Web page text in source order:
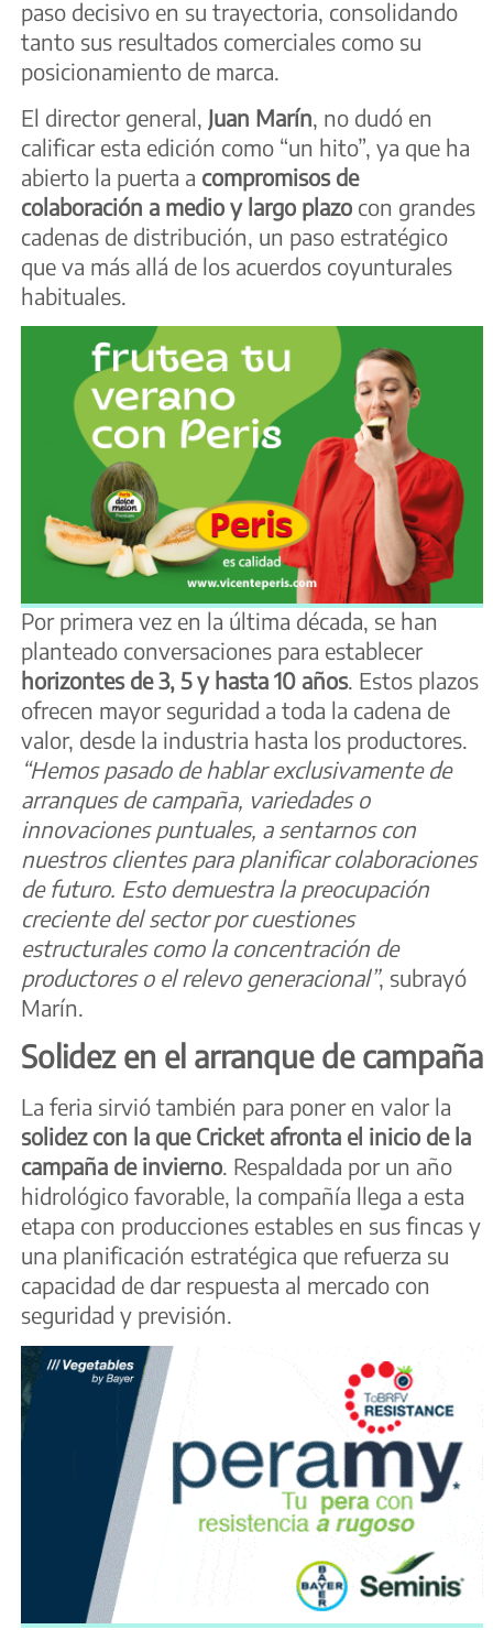
paso decisivo en su trayectoria, consolidando
tanto sus resultados comerciales como su
posicionamiento de marca.
El director general, Juan Marín , no dudó en
calificar esta edición como “un hito”, ya que ha
abierto la puerta a compromisos de
colaboración a medio y largo plazo con grandes
cadenas de distribución, un paso estratégico
que va más allá de los acuerdos coyunturales
habituales.
Por primera vez en la última década, se han
planteado conversaciones para establecer
horizontes de 3, 5 y hasta 10 años. Estos plazos
ofrecen mayor seguridad a toda la cadena de
valor, desde la industria hasta los productores.
“Hemos pasado de hablar exclusivamente de
arranques de campaña, variedades o
innovaciones puntuales, a sentarnos con
nuestros clientes para planificar colaboraciones
de futuro. Esto demuestra la preocupación
creciente del sector por cuestiones
estructurales como la concentración de
productores o el relevo generacional”, subrayó
Marín.
Solidez en el arranque de campaña
La feria sirvió también para poner en valor la
solidez con la que Cricket afronta el inicio de la
campaña de invierno. Respaldada por un año
hidrológico favorable, la compañía llega a esta
etapa con producciones estables en sus fincas y
una planificación estratégica que refuerza su
capacidad de dar respuesta al mercado con
seguridad y previsión.